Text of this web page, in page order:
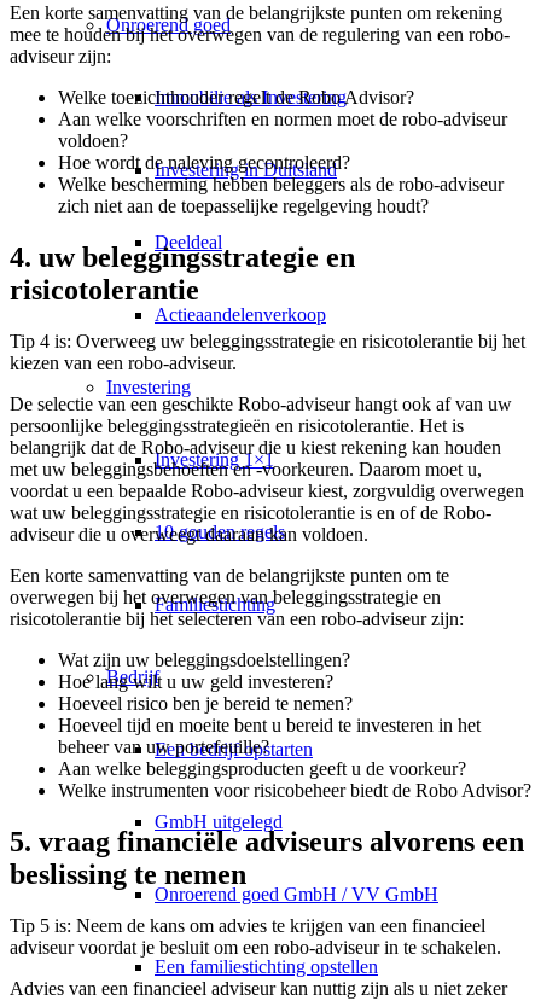
Onroerend goed
Immobilie als Investering
Investering in Duitsland
Deeldeal
Actieaandelenverkoop
Investering
Investering 1×1
10 gouden regels
Familiestichting
Bedrijf
Een bedrijf opstarten
GmbH uitgelegd
Onroerend goed GmbH / VV GmbH
Een familiestichting opstellen
Een korte samenvatting van de belangrijkste punten om rekening
mee te houden bij het overwegen van de regulering van een robo-
adviseur zijn:
Welke toezichthouder regelt de Robo Advisor?
Aan welke voorschriften en normen moet de robo-adviseur
voldoen?
Hoe wordt de naleving gecontroleerd?
Welke bescherming hebben beleggers als de robo-adviseur
zich niet aan de toepasselijke regelgeving houdt?
4. uw beleggingsstrategie en
risicotolerantie
Tip 4 is: Overweeg uw beleggingsstrategie en risicotolerantie bij het
kiezen van een robo-adviseur.
De selectie van een geschikte Robo-adviseur hangt ook af van uw
persoonlijke beleggingsstrategieën en risicotolerantie. Het is
belangrijk dat de Robo-adviseur die u kiest rekening kan houden
met uw beleggingsbehoeften en -voorkeuren. Daarom moet u,
voordat u een bepaalde Robo-adviseur kiest, zorgvuldig overwegen
wat uw beleggingsstrategie en risicotolerantie is en of de Robo-
adviseur die u overweegt daaraan kan voldoen.
Een korte samenvatting van de belangrijkste punten om te
overwegen bij het overwegen van beleggingsstrategie en
risicotolerantie bij het selecteren van een robo-adviseur zijn:
Wat zijn uw beleggingsdoelstellingen?
Hoe lang wilt u uw geld investeren?
Hoeveel risico ben je bereid te nemen?
Hoeveel tijd en moeite bent u bereid te investeren in het
beheer van uw portefeuille?
Aan welke beleggingsproducten geeft u de voorkeur?
Welke instrumenten voor risicobeheer biedt de Robo Advisor?
5. vraag financiële adviseurs alvorens een
beslissing te nemen
Tip 5 is: Neem de kans om advies te krijgen van een financieel
adviseur voordat je besluit om een robo-adviseur in te schakelen.
Advies van een financieel adviseur kan nuttig zijn als u niet zeker